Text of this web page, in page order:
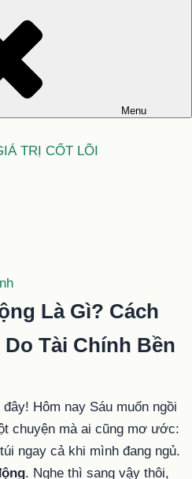
Menu
TRỊ CỐT LÕI
Là Gì? Cách
Tài Chính Bền
Hôm nay Sáu muốn ngồi
chuyện mà ai cũng mơ ước:
ngay cả khi mình đang ngủ.
. Nghe thì sang vậy thôi,